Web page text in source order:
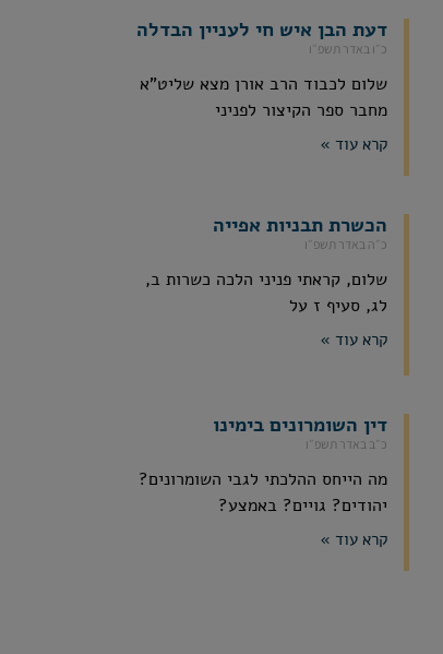
דעת הבן איש חי לעניין הבדלה
כ״ו באדר תשפ״ו
שלום לכבוד הרב אורן מצא שליט"א
מחבר ספר הקיצור לפניני
קרא עוד »
הכשרת תבניות אפייה
כ״ה באדר תשפ״ו
שלום, קראתי פניני הלכה כשרות ב,
לג, סעיף ז על
קרא עוד »
דין השומרונים בימינו
כ״ב באדר תשפ״ו
מה הייחס ההלכתי לגבי השומרונים?
יהודים? גויים? באמצע?
קרא עוד »